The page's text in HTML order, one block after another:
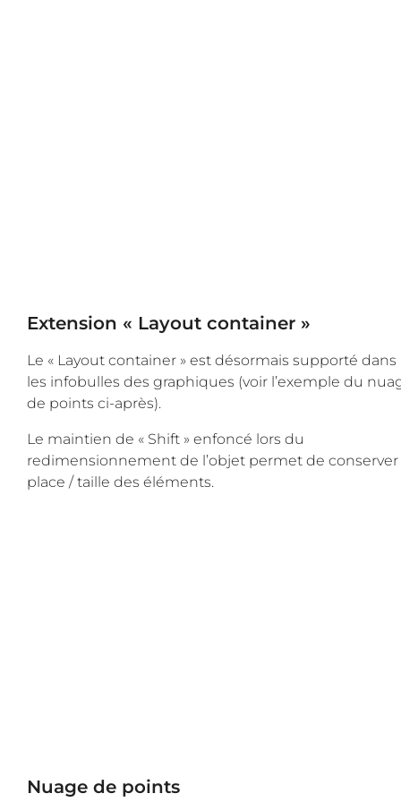
Extension « Layout container »
Le « Layout container » est désormais supporté dans
les infobulles des graphiques (voir l’exemple du
de points ci-après).
Le maintien de « Shift » enfoncé lors du
redimensionnement de l’objet permet de conserver
place / taille des éléments.
Nuage de points